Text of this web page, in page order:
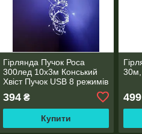
Гірлянда Пучок Роса
300лед 10х3м Конський
Хвіст Пучок USB 8 режимів
394₴
Купити
30м,
499